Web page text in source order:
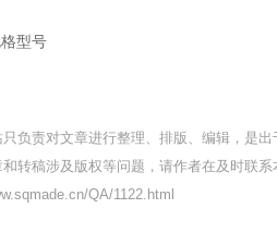
型号
负责对文章进行整理、排版、编辑，是出
转稿涉及版权等问题，请作者在及时联系
QA/1122.html